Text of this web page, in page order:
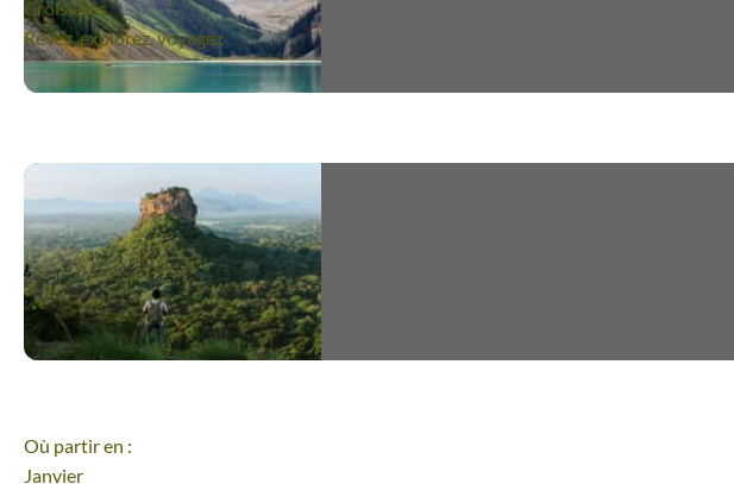
Où partir en :
Janvier
Croisières
Rêvez, explorez, voyagez